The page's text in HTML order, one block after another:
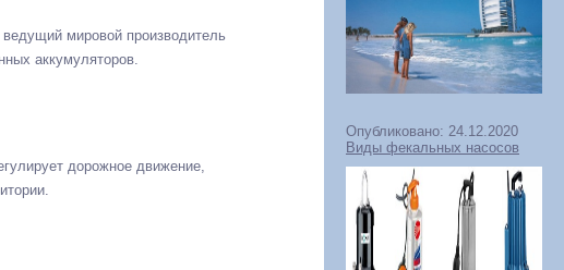
Опубликовано: 24.12.2020
Виды фекальных насосов
мировой производитель
аккумуляторов.
дорожное движение,